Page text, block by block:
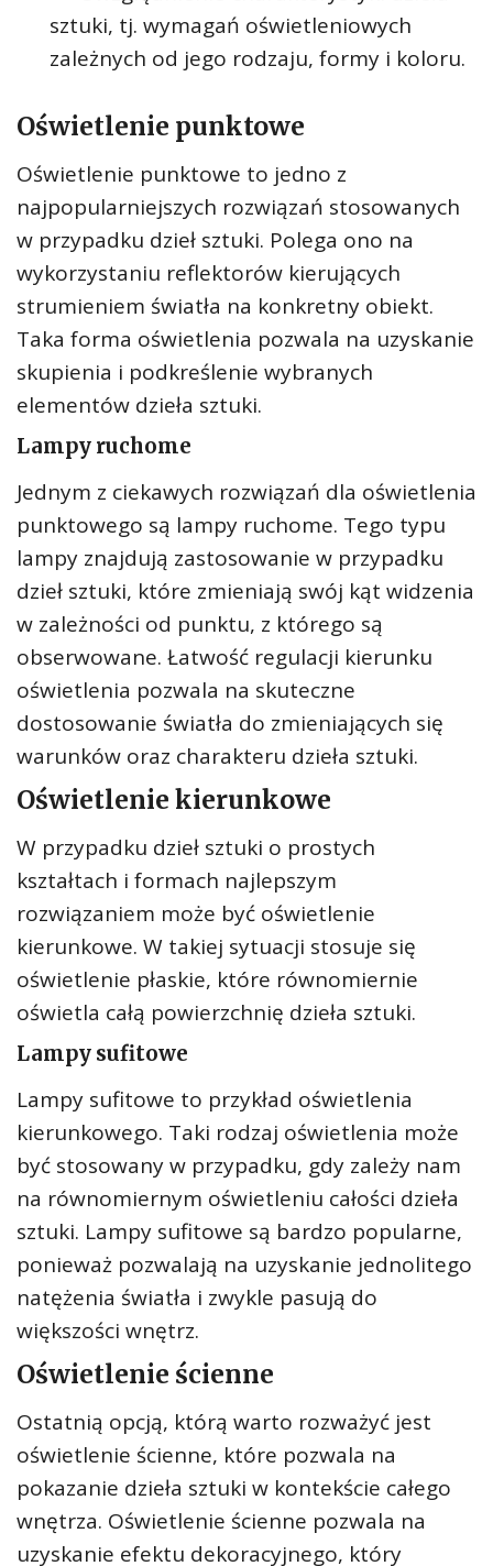
sztuki, tj. wymagań oświetleniowych
zależnych od jego rodzaju, formy i koloru.
Oświetlenie punktowe
Oświetlenie punktowe to jedno z
najpopularniejszych rozwiązań stosowanych
w przypadku dzieł sztuki. Polega ono na
wykorzystaniu reflektorów kierujących
strumieniem światła na konkretny obiekt.
Taka forma oświetlenia pozwala na uzyskanie
skupienia i podkreślenie wybranych
elementów dzieła sztuki.
Lampy ruchome
Jednym z ciekawych rozwiązań dla oświetlenia
punktowego są lampy ruchome. Tego typu
lampy znajdują zastosowanie w przypadku
dzieł sztuki, które zmieniają swój kąt widzenia
w zależności od punktu, z którego są
obserwowane. Łatwość regulacji kierunku
oświetlenia pozwala na skuteczne
dostosowanie światła do zmieniających się
warunków oraz charakteru dzieła sztuki.
Oświetlenie kierunkowe
W przypadku dzieł sztuki o prostych
kształtach i formach najlepszym
rozwiązaniem może być oświetlenie
kierunkowe. W takiej sytuacji stosuje się
oświetlenie płaskie, które równomiernie
oświetla całą powierzchnię dzieła sztuki.
Lampy sufitowe
Lampy sufitowe to przykład oświetlenia
kierunkowego. Taki rodzaj oświetlenia może
być stosowany w przypadku, gdy zależy nam
na równomiernym oświetleniu całości dzieła
sztuki. Lampy sufitowe są bardzo popularne,
ponieważ pozwalają na uzyskanie jednolitego
natężenia światła i zwykle pasują do
większości wnętrz.
Oświetlenie ścienne
Ostatnią opcją, którą warto rozważyć jest
oświetlenie ścienne, które pozwala na
pokazanie dzieła sztuki w kontekście całego
wnętrza. Oświetlenie ścienne pozwala na
uzyskanie efektu dekoracyjnego, który